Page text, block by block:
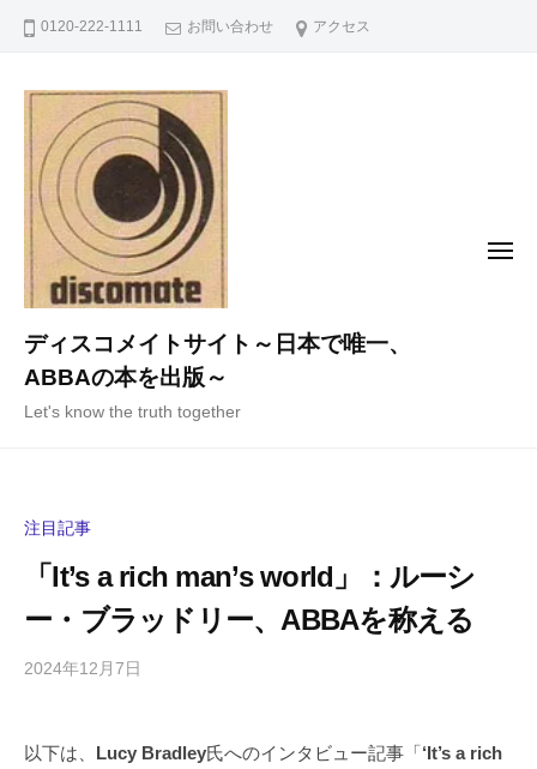
0120-222-1111 お問い合わせ アクセス
ディスコメイトサイト～日本で唯一、
ABBAの本を出版～
Let's know the truth together
メ
注目記事
「It’s a rich man’s world」：ルーシ
ー・ブラッドリー、ABBAを称える
2024年12月7日
iの
以下は、 Lucy Bradley氏へのインタビュー記事「‘It’s a rich